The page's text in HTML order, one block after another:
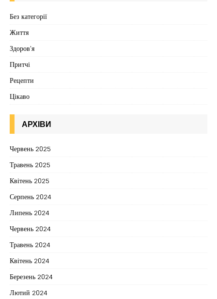
Без категорії
Життя
Здоров'я
Притчі
Рецепти
Цікаво
АРХІВИ
Червень 2025
Травень 2025
Квітень 2025
Серпень 2024
Липень 2024
Червень 2024
Травень 2024
Квітень 2024
Березень 2024
Лютий 2024